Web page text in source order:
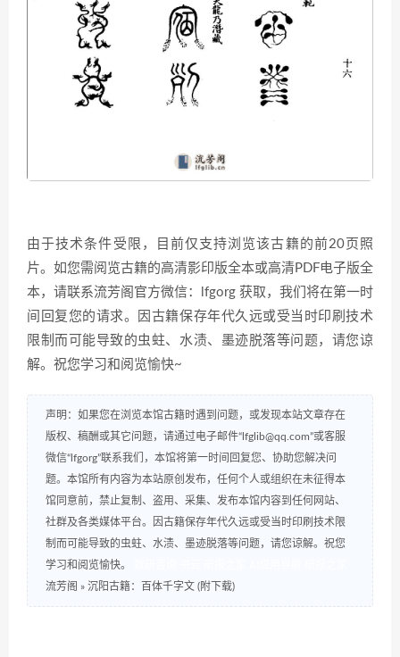
由于技术条件受限，目前仅支持浏览该古籍的前20页照
片。如您需阅览古籍的高清影印版全本或高清PDF电子版全
本，请联系流芳阁官方微信：lfgorg 获取，我们将在第一时
间回复您的请求。因古籍保存年代久远或受当时印刷技术
限制而可能导致的虫蛀、水渍、墨迹脱落等问题，请您谅
解。祝您学习和阅览愉快~
声明：如果您在浏览本馆古籍时遇到问题，或发现本站文章存在
版权、稿酬或其它问题，请通过电子邮件“lfglib@qq.com”或客服
微信“lfgorg”联系我们，本馆将第一时间回复您、协助您解决问
题。本馆所有内容为本站原创发布，任何个人或组织在未征得本
馆同意前，禁止复制、盗用、采集、发布本馆内容到任何网站、
社群及各类媒体平台。因古籍保存年代久远或受当时印刷技术限
制而可能导致的虫蛀、水渍、墨迹脱落等问题，请您谅解。祝您
学习和阅览愉快。
流芳阁 » 沉阳古籍：百体千字文 (附下载)